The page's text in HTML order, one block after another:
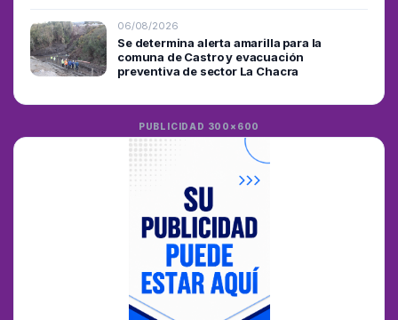
06/08/2026
Se determina alerta amarilla para la
comuna de Castro y evacuación
preventiva de sector La Chacra
PUBLICIDAD 300×600